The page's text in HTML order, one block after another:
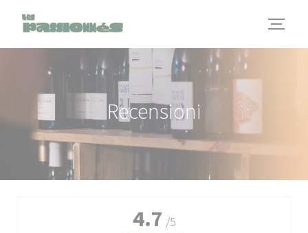
Recensioni
4.7 /5